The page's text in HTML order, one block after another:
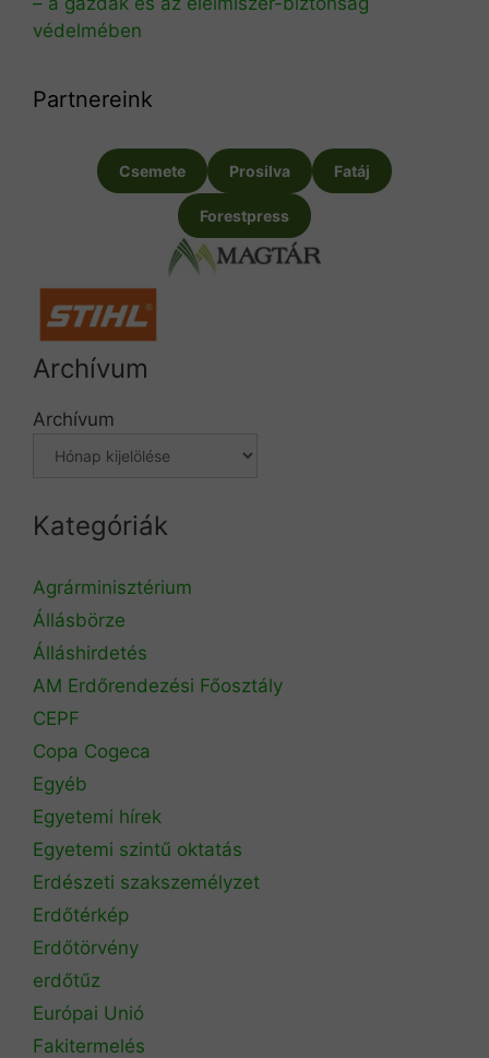
védelmében
Partnereink
Csemete Prosilva Fatáj
Forestpress
Archívum
Archívum
Kategóriák
Agrárminisztérium
Állásbörze
Álláshirdetés
AM Erdőrendezési Főosztály
CEPF
Copa Cogeca
Egyéb
Egyetemi hírek
Egyetemi szintű oktatás
Erdészeti szakszemélyzet
Erdőtérkép
Erdőtörvény
erdőtűz
Európai Unió
Fakitermelés